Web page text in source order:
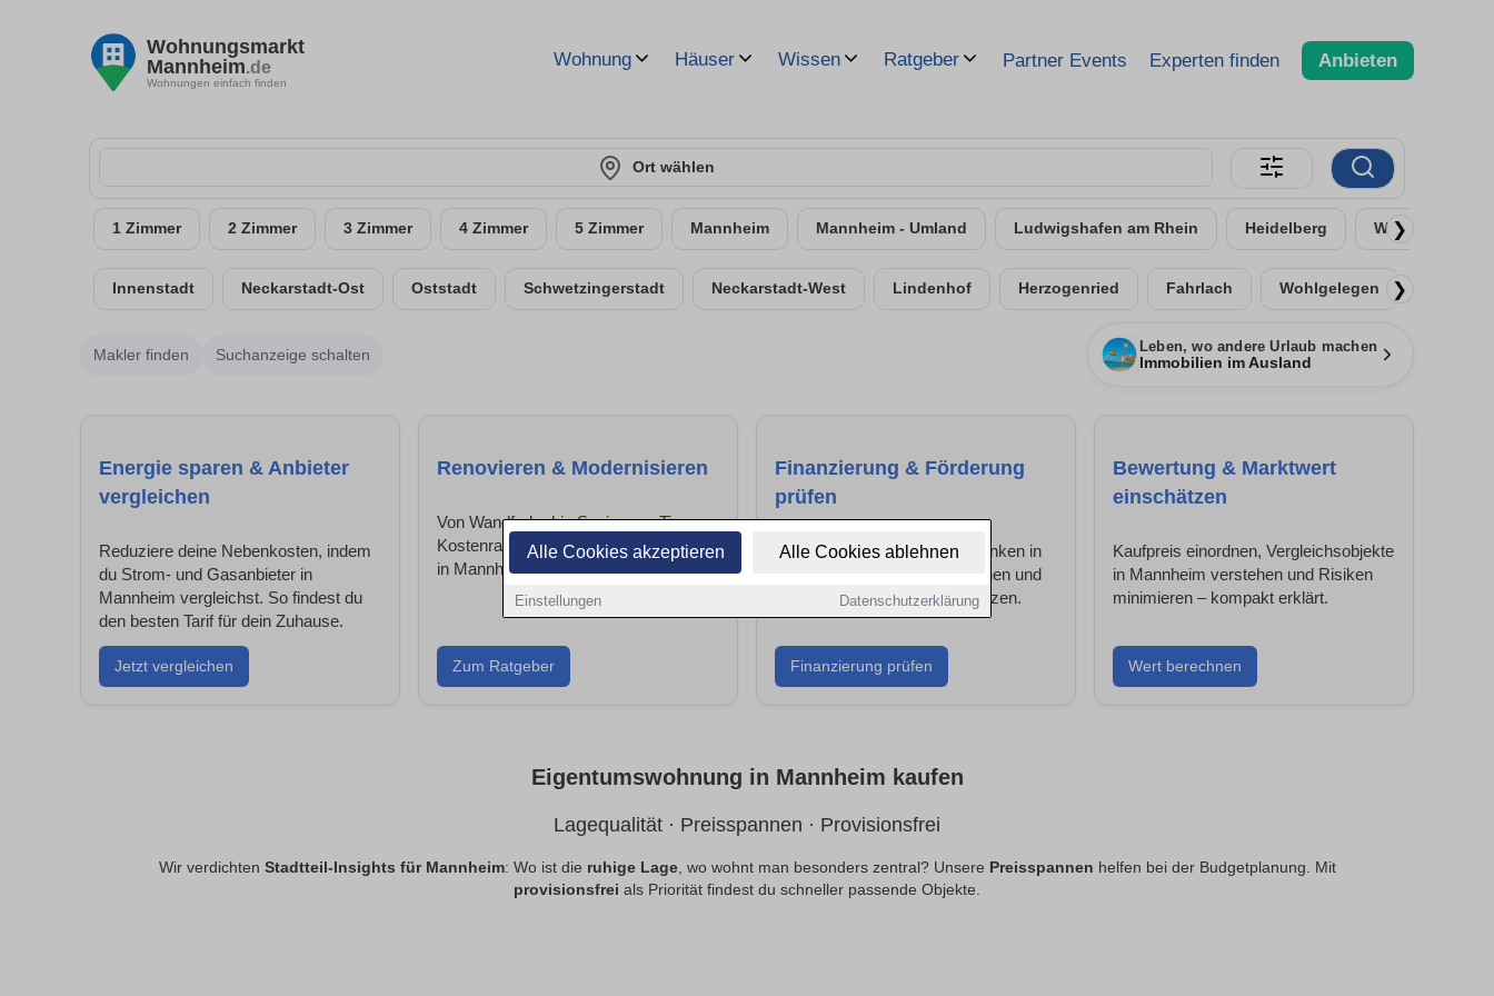
Alle Cookies akzeptieren Alle Cookies ablehnen
Einstellungen Datenschutzerklärung
Wohnungsmarkt
Mannheim.de
Wohnungen einfach finden
Wohnung Häuser Wissen Ratgeber Partner Events Experten finden Anbieten
Ort wählen
1 Zimmer 2 Zimmer 3 Zimmer 4 Zimmer 5 Zimmer Mannheim Mannheim - Umland Ludwigshafen am Rhein Heidelberg Worms
❯
Innenstadt Neckarstadt-Ost Oststadt Schwetzingerstadt Neckarstadt-West Lindenhof Herzogenried Fahrlach Wohlgelegen ❯
Makler finden Suchanzeige schalten Leben, wo andere Urlaub machen
Immobilien im Ausland
Energie sparen & Anbieter
vergleichen
Reduziere deine Nebenkosten, indem
du Strom- und Gasanbieter in
Mannheim vergleichst. So findest du
den besten Tarif für dein Zuhause.
Jetzt vergleichen
Renovieren & Modernisieren
Von Wandfarbe bis Sanierung: Tipps,
Kostenrahmen und Handwerkersuche
in Mannheim für dein Projekt.
Zum Ratgeber
Finanzierung & Förderung
prüfen
Was kannst du dir leisten? Banken in
Mannheim & Kredite vergleichen und
Förderprogramme optimal nutzen.
Finanzierung prüfen
Bewertung & Marktwert
einschätzen
Kaufpreis einordnen, Vergleichsobjekte
in Mannheim verstehen und Risiken
minimieren – kompakt erklärt.
Wert berechnen
Eigentumswohnung in Mannheim kaufen
Lagequalität · Preisspannen · Provisionsfrei
Wir verdichten Stadtteil-Insights für Mannheim: Wo ist die ruhige Lage, wo wohnt man besonders zentral? Unsere Preisspannen helfen bei der Budgetplanung. Mit
provisionsfrei als Priorität findest du schneller passende Objekte.